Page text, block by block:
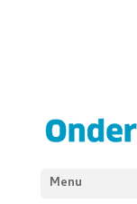
Menu